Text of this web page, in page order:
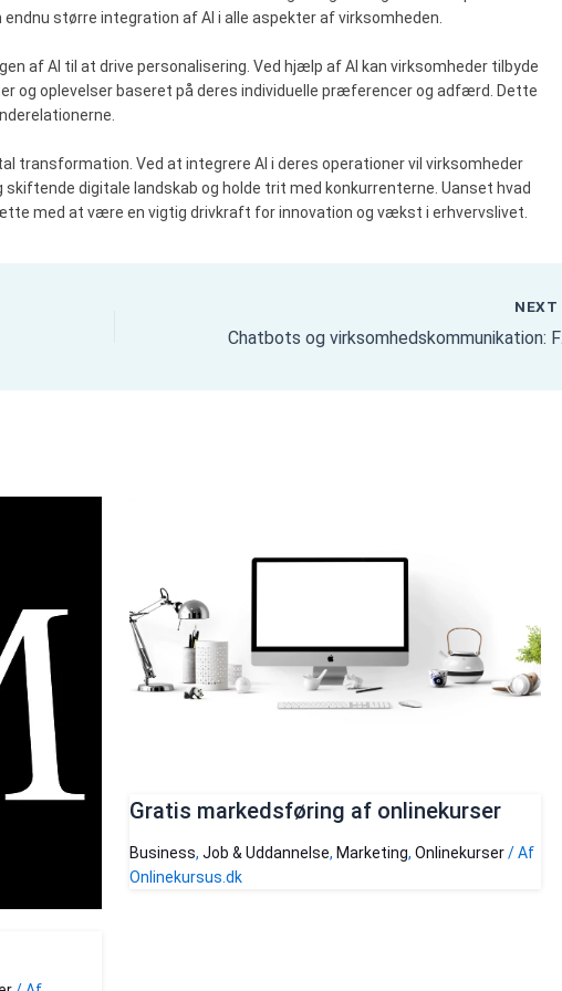
større integration af AI i alle aspekter af virksomheden.
af AI til at drive personalisering. Ved hjælp af AI kan virksomheder tilbyde
og oplevelser baseret på deres individuelle præferencer og adfærd. Dette
transformation. Ved at integrere AI i deres operationer vil virksomheder
digitale landskab og holde trit med konkurrenterne. Uanset hvad
med at være en vigtig drivkraft for innovation og vækst i erhvervslivet.
NEXT
Chatbots
Gratis markedsføring af onlinekurser
Business, Job & Uddannelse, Marketing, Onlinekurser/ Af
Onlinekursus.dk